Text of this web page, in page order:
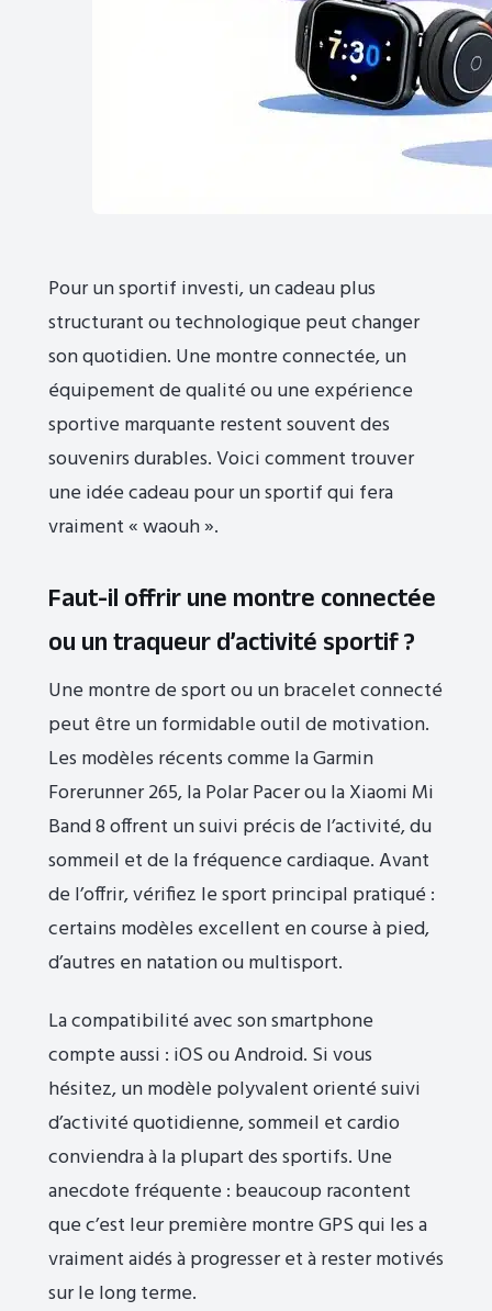
Pour un sportif investi, un cadeau plus
structurant ou technologique peut changer
son quotidien. Une montre connectée, un
équipement de qualité ou une expérience
sportive marquante restent souvent des
souvenirs durables. Voici comment trouver
une idée cadeau pour un sportif qui fera
vraiment « waouh ».
Faut-il offrir une montre connectée
ou un traqueur d’activité sportif ?
Une montre de sport ou un bracelet connecté
peut être un formidable outil de motivation.
Les modèles récents comme la Garmin
Forerunner 265, la Polar Pacer ou la Xiaomi Mi
Band 8 offrent un suivi précis de l’activité, du
sommeil et de la fréquence cardiaque. Avant
de l’offrir, vérifiez le sport principal pratiqué :
certains modèles excellent en course à pied,
d’autres en natation ou multisport.
La compatibilité avec son smartphone
compte aussi : iOS ou Android. Si vous
hésitez, un modèle polyvalent orienté suivi
d’activité quotidienne, sommeil et cardio
conviendra à la plupart des sportifs. Une
anecdote fréquente : beaucoup racontent
que c’est leur première montre GPS qui les a
vraiment aidés à progresser et à rester motivés
sur le long terme.